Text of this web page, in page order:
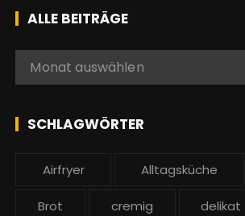
h
e
n
c
:
ALLE BEITRÄGE
e
Monat auswählen
SCHLAGWÖRTER
Airfryer Alltagsküche
Brot cremig delikat